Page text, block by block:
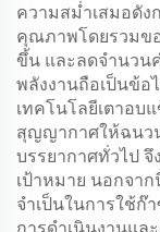
ความสม่ำเสมอดัง
คุณภาพโดยรวมข
ขึ้น และลดจำนวน
พลังงานถือเป็นข้อ
เทคโนโลยีเตาอ
สุญญากาศให้ฉนว
บรรยากาศทั่วไป
เป้าหมาย นอกจา
จำเป็นในการใช้ก๊